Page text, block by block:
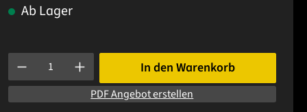
Ab Lager
Produkt Anzahl: Gib den gewünschten Wert ein oder benutze
In den Warenkorb
PDF Angebot erstellen